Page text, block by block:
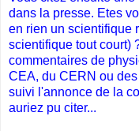
dans la presse. Etes
en rien un scientifique
scientifique tout court)
commentaires de
CEA, du CERN ou
suivi l'annonce de la
auriez pu citer...